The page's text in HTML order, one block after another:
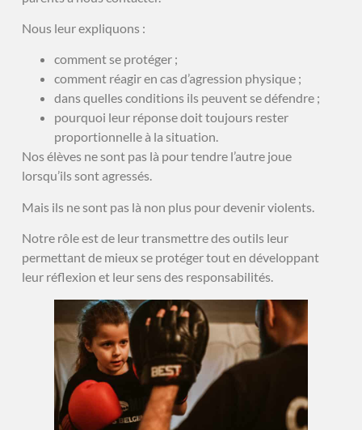
Nous leur expliquons :
comment se protéger ;
comment réagir en cas d’agression physique ;
dans quelles conditions ils peuvent se défendre ;
pourquoi leur réponse doit toujours rester
proportionnelle à la situation.
Nos élèves ne sont pas là pour tendre l’autre joue
lorsqu’ils sont agressés.
Mais ils ne sont pas là non plus pour devenir violents.
Notre rôle est de leur transmettre des outils leur
permettant de mieux se protéger tout en développant
leur réflexion et leur sens des responsabilités.